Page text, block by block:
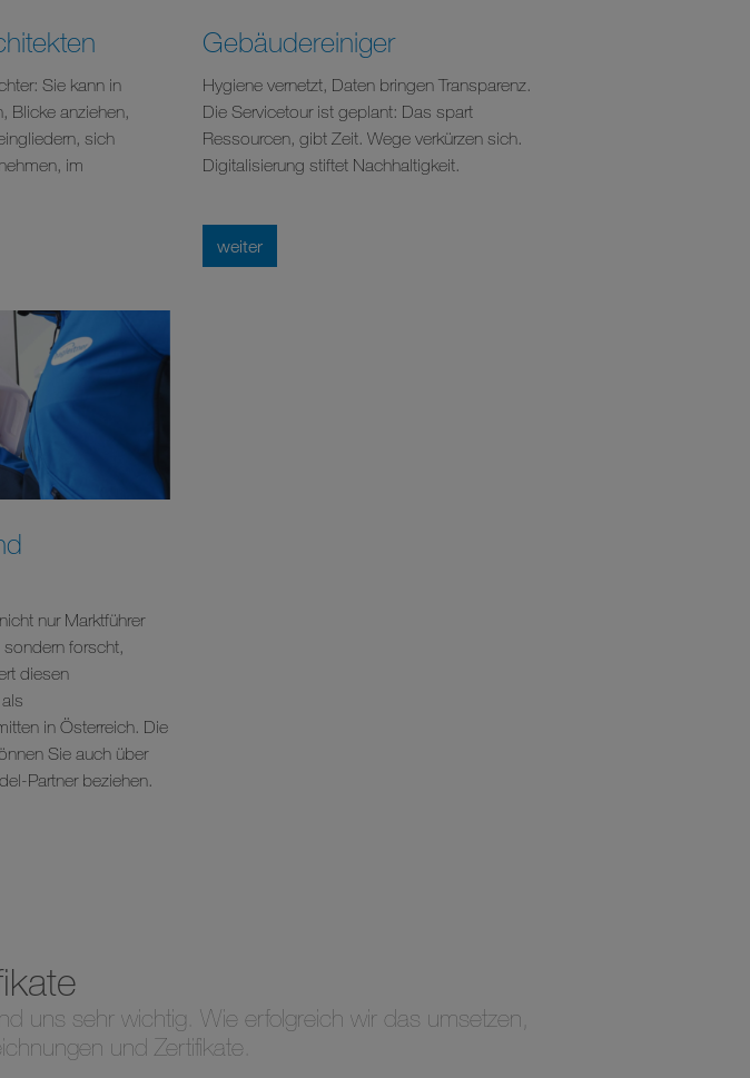
Sie kann in
Blicke anziehen,
sich
im
Gebäudereiniger
Hygiene vernetzt, Daten bringen Transparenz.
Die Servicetour ist geplant: Das spart
Ressourcen, gibt Zeit. Wege verkürzen sich.
Digitalisierung stiftet Nachhaltigkeit.
weiter
nur Marktführer
forscht,
diesen
in Österreich. Die
Sie auch über
Partner beziehen.
uns sehr wichtig. Wie erfolgreich wir das umsetzen,
und Zertifikate.